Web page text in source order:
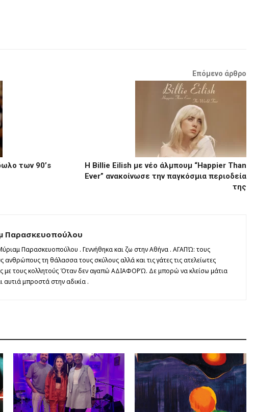
των 90’s
Επόμενο άρθρο
Η Billie Eilish με νέο άλμπουμ “Happier Than
Ever” ανακοίνωσε την παγκόσμια περιοδεία
της
Παρασκευοπούλου
Παρασκευοπούλου . Γεννήθηκα και ζω στην Αθήνα . ΑΓΑΠΏ: τους
ανθρώπους τη θάλασσα τους σκύλους αλλά και τις γάτες τις ατελείωτες
με τους κολλητούς Όταν δεν αγαπώ ΑΔΙΑΦΟΡΏ. Δε μπορώ να κλείσω μάτια
αυτιά μπροστά στην αδικία .